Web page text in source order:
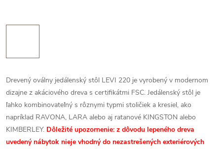
Drevený oválny jedálenský stôl LEVI 220 je vyrobený v modernom
dizajne z akáciového dreva s certifikátmi FSC. Jedálenský stôl je
ľahko kombinovateľný s rôznymi typmi stoličiek a kresiel, ako
napríklad RAVONA, LARA alebo aj ratanové KINGSTON alebo
KIMBERLEY. Dôležité upozornenie: z dôvodu lepeného dreva
uvedený nábytok nieje vhodný do nezastrešených exteriérových